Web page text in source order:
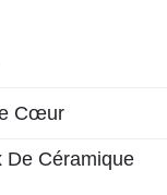
Cœur
De Céramique